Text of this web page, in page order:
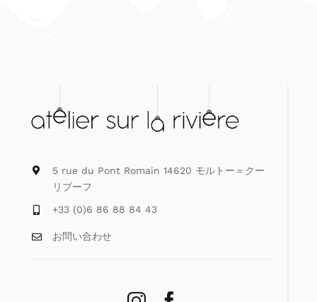
5 rue du Pont Romain 14620 モルトー＝クー
リブーフ
+33 (0)6 86 88 84 43
お問い合わせ